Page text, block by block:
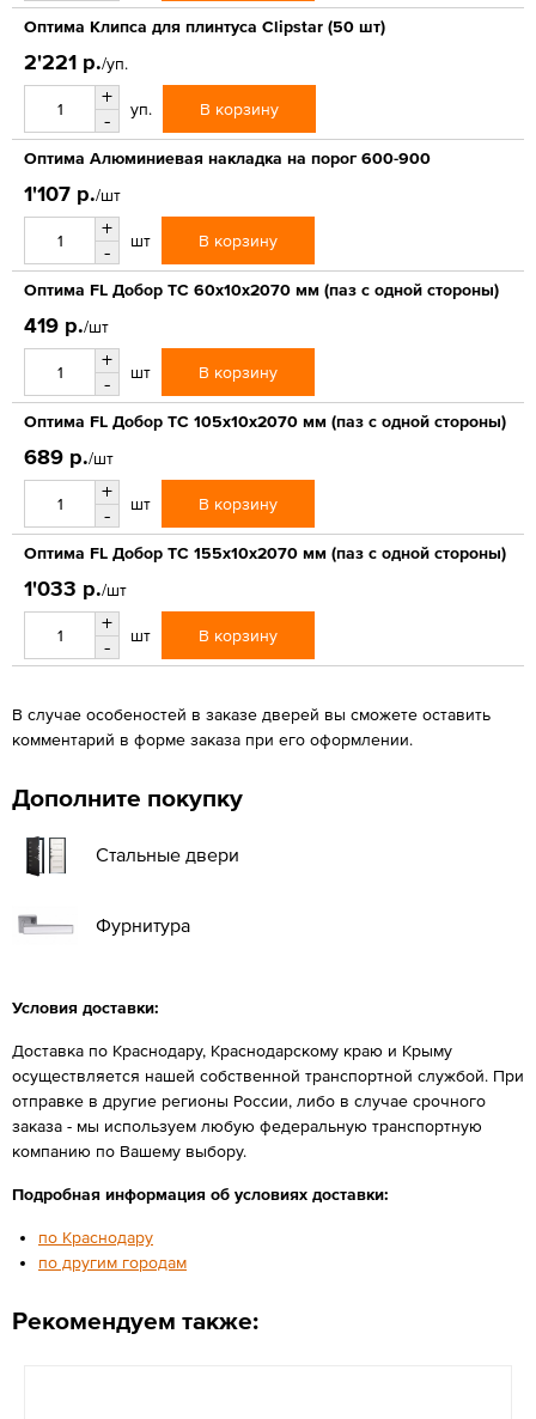
Оптима Клипса для плинтуса Clipstar (50 шт)
2'221 р./уп.
+
-
уп. В корзину
Оптима Алюминиевая накладка на порог 600-900
1'107 р./шт
+
-
шт В корзину
Оптима FL Добор ТС 60х10х2070 мм (паз с одной стороны)
419 р./шт
+
-
шт В корзину
Оптима FL Добор ТС 105х10х2070 мм (паз с одной стороны)
689 р./шт
+
-
шт В корзину
Оптима FL Добор ТС 155х10х2070 мм (паз с одной стороны)
1'033 р./шт
+
-
шт В корзину
В случае особеностей в заказе дверей вы сможете оставить
комментарий в форме заказа при его оформлении.
Дополните покупку
Стальные двери
Фурнитура
Условия доставки:
Доставка по Краснодару, Краснодарскому краю и Крыму
осуществляется нашей собственной транспортной службой. При
отправке в другие регионы России, либо в случае срочного
заказа - мы используем любую федеральную транспортную
компанию по Вашему выбору.
Подробная информация об условиях доставки:
по Краснодару
по другим городам
Рекомендуем также: